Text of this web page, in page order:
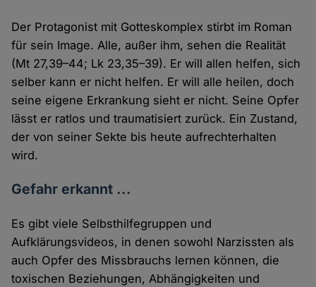
Der Protagonist mit Gotteskomplex stirbt im Roman
für sein Image. Alle, außer ihm, sehen die Realität
(Mt 27,39–44; Lk 23,35–39). Er will allen helfen, sich
selber kann er nicht helfen. Er will alle heilen, doch
seine eigene Erkrankung sieht er nicht. Seine Opfer
lässt er ratlos und traumatisiert zurück. Ein Zustand,
der von seiner Sekte bis heute aufrechterhalten
wird.
Gefahr erkannt ...
Es gibt viele Selbsthilfegruppen und
Aufklärungsvideos, in denen sowohl Narzissten als
auch Opfer des Missbrauchs lernen können, die
toxischen Beziehungen, Abhängigkeiten und